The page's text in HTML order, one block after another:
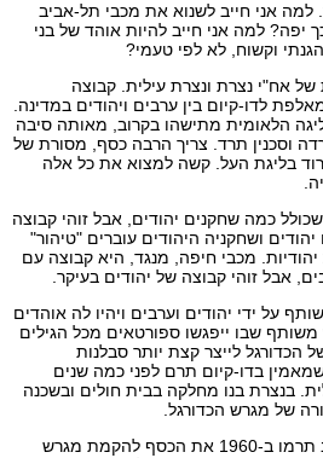
אני חייב לשנוא את מכבי תל-אביב
למה אני חייב להיות אוהד של בני
וקשוח, לא לפי טעמי?
אח"י נצרת ונצרת עילית. קבוצה
לדו-קיום בין ערבים ויהודים במדינה.
הלאומית מתישהו בקרוב, מאותה סיבה
וסכנין תרד. צריך הרבה כסף, מסורת של
בליגת העל. קשה למצוא את כל אלה
כמה שחקנים יהודים, אבל זוהי קבוצה
ושחקניה היהודים עוברים "טיהור"
מכבי חיפה, מנגד, היא קבוצה עם
אבל זוהי קבוצה של יהודים בעיקר.
על ידי יהודים וערבים ויהיו לה אוהדים
שבו ייפגשו ספורטאים מכל הגילים
הכדורגל לייצר קצת יותר סבלנות
בדו-קיום תרם לפני כמה שנים
בנצרת בנו מחלקה בבית חולים ובשכנה
של מגרש הכדורגל.
האיגודים המקצועיים בארה"ב תרמו ב-1960 את הכסף להקמת מגרש